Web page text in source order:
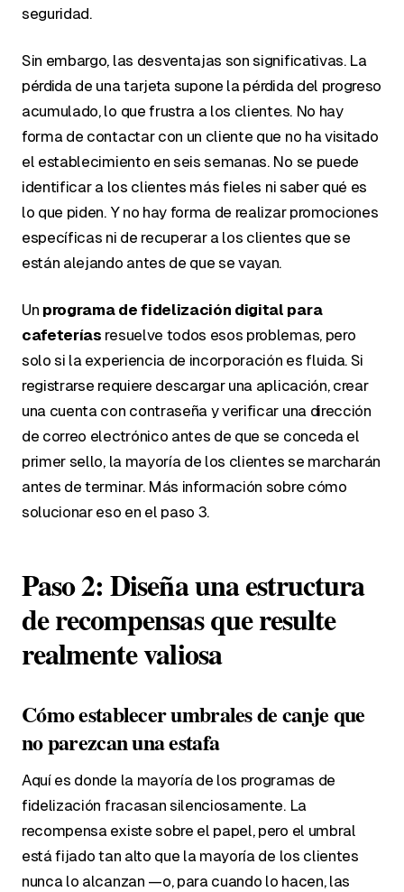
seguridad.
Sin embargo, las desventajas son significativas. La
pérdida de una tarjeta supone la pérdida del progreso
acumulado, lo que frustra a los clientes. No hay
forma de contactar con un cliente que no ha visitado
el establecimiento en seis semanas. No se puede
identificar a los clientes más fieles ni saber qué es
lo que piden. Y no hay forma de realizar promociones
específicas ni de recuperar a los clientes que se
están alejando antes de que se vayan.
Un programa de fidelización digital para
cafeterías resuelve todos esos problemas, pero
solo si la experiencia de incorporación es fluida. Si
registrarse requiere descargar una aplicación, crear
una cuenta con contraseña y verificar una dirección
de correo electrónico antes de que se conceda el
primer sello, la mayoría de los clientes se marcharán
antes de terminar. Más información sobre cómo
solucionar eso en el paso 3.
Paso 2: Diseña una estructura
de recompensas que resulte
realmente valiosa
Cómo establecer umbrales de canje que
no parezcan una estafa
Aquí es donde la mayoría de los programas de
fidelización fracasan silenciosamente. La
recompensa existe sobre el papel, pero el umbral
está fijado tan alto que la mayoría de los clientes
nunca lo alcanzan —o, para cuando lo hacen, las